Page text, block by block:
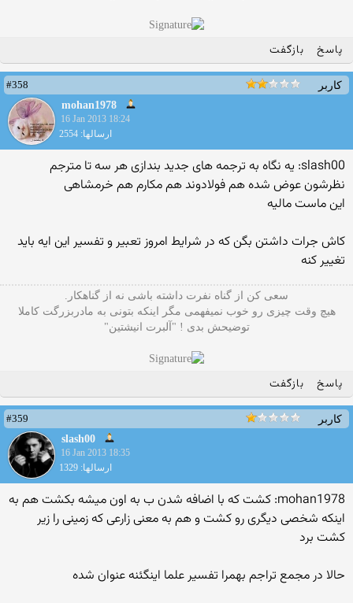
پاسخ بازگفت
کاربر
#358
mohan1978
16 Jan 2013 18:24
ارسالها: 2554
slash00: یه نگاه به ترجمه های جدید بندازی هر سه تا مترجم
نظرشون عوض شده هم فولادوند هم مکارم هم خرمشاهی
این ماست مالیه
کاش جرات داشتن بگن که در شرایط امروز تعبیر و تفسیر این ایه باید
تغییر کنه
سعی کن از گناه نفرت داشته باشی نه از گناهکار.
هیچ وقت چیزی رو خوب نمیفهمی مگر اینکه بتونی به مادربزرگت کاملا
توضیحش بدی ! "آلبرت انیشتین"
پاسخ بازگفت
کاربر
#359
slash00
16 Jan 2013 18:35
ارسالها: 1329
mohan1978: کشت که با اضافه شدن ب به اون میشه بکشت هم به
اینکه شخصی دیگری رو کشت و هم به معنی زارعی که زمینی را زیر
کشت برد
حالا در مجمع تراجم بهمرا تفسیر علما اینگئنه عنوان شده